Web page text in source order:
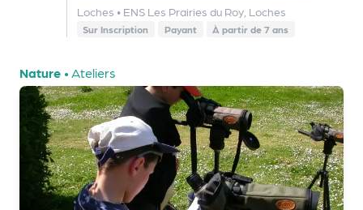
Loches • ENS Les Prairies du Roy, Loches
Sur Inscription Payant À partir de 7 ans
Nature • Ateliers